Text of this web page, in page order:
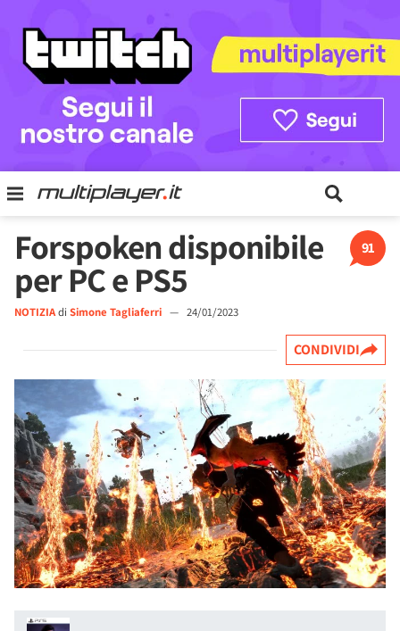
91
Forspoken disponibile
per PC e PS5
NOTIZIAdi Simone Tagliaferri — 24/01/2023
CONDIVIDI